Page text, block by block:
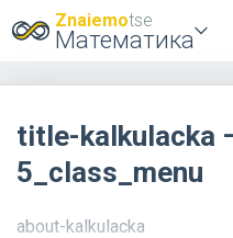
Znaiemotse
Математика
title-kalkulacka
5_class_menu
about-kalkulacka